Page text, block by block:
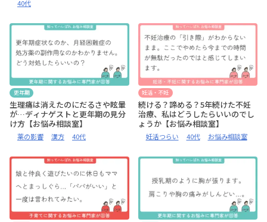
40代
更年期
生理痛は消えたのにだるさや眩暈
が…ディナゲストと更年期の見分
け方【お悩み相談室】
薬の影響 漢方 40代
妊活・不妊
続ける？諦める？5年続けた不妊
治療、私はどうしたらいいのでし
ょうか【お悩み相談室】
妊活つらい 40代 お悩み相談室